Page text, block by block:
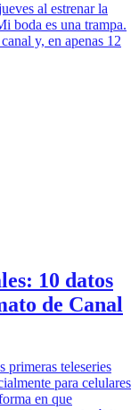
al estrenar la
boda es una trampa.
y, en apenas 12
10 datos
de Canal
primeras teleseries
para celulares
en que